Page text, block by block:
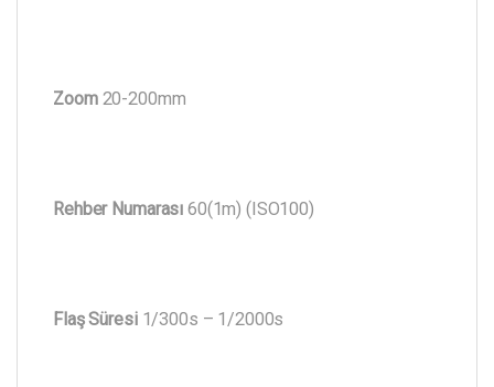
Zoom20-200mm
Rehber Numarası 60(1m) (ISO100)
Flaş Süresi1/300s – 1/2000s